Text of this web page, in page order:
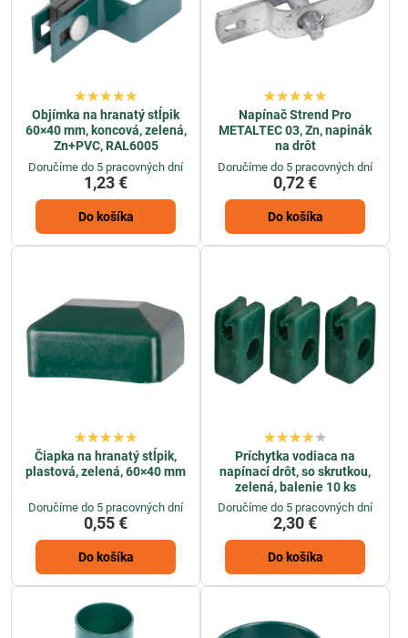
Objímka na hranatý stĺpik
60×40 mm, koncová, zelená,
Zn+PVC, RAL6005
Doručíme do 5 pracovných dní
1,23 €
Do košíka
Napínač Strend Pro
METALTEC 03, Zn, napinák
na drôt
Doručíme do 5 pracovných dní
0,72 €
Do košíka
Čiapka na hranatý stĺpik,
plastová, zelená, 60×40 mm
Doručíme do 5 pracovných dní
0,55 €
Do košíka
Príchytka vodiaca na
napínací drôt, so skrutkou,
zelená, balenie 10 ks
Doručíme do 5 pracovných dní
2,30 €
Do košíka